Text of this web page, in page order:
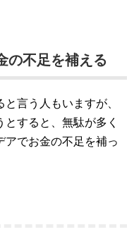
の不足を補える
言う人もいますが、
すると、無駄が多く
アでお金の不足を補っ